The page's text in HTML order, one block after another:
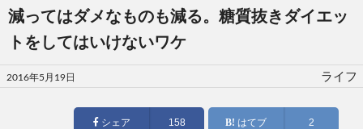
減ってはダメなものも減る。糖質抜きダイエッ
トをしてはいけないワケ
投
稿
2016年5月19日 ライフ
シェア 158 はてブ 2